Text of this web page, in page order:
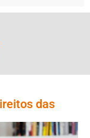
das